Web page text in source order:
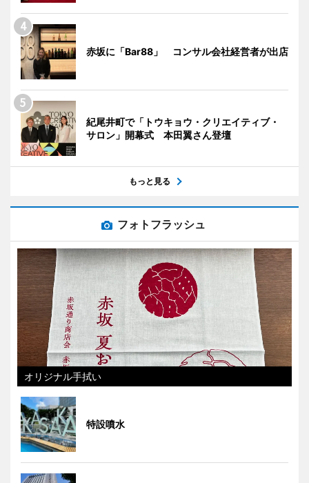
赤坂に「Bar88」 コンサル会社経営者が出店
紀尾井町で「トウキョウ・クリエイティブ・
サロン」開幕式 本田翼さん登壇
もっと見る
フォトフラッシュ
オリジナル手拭い
特設噴水